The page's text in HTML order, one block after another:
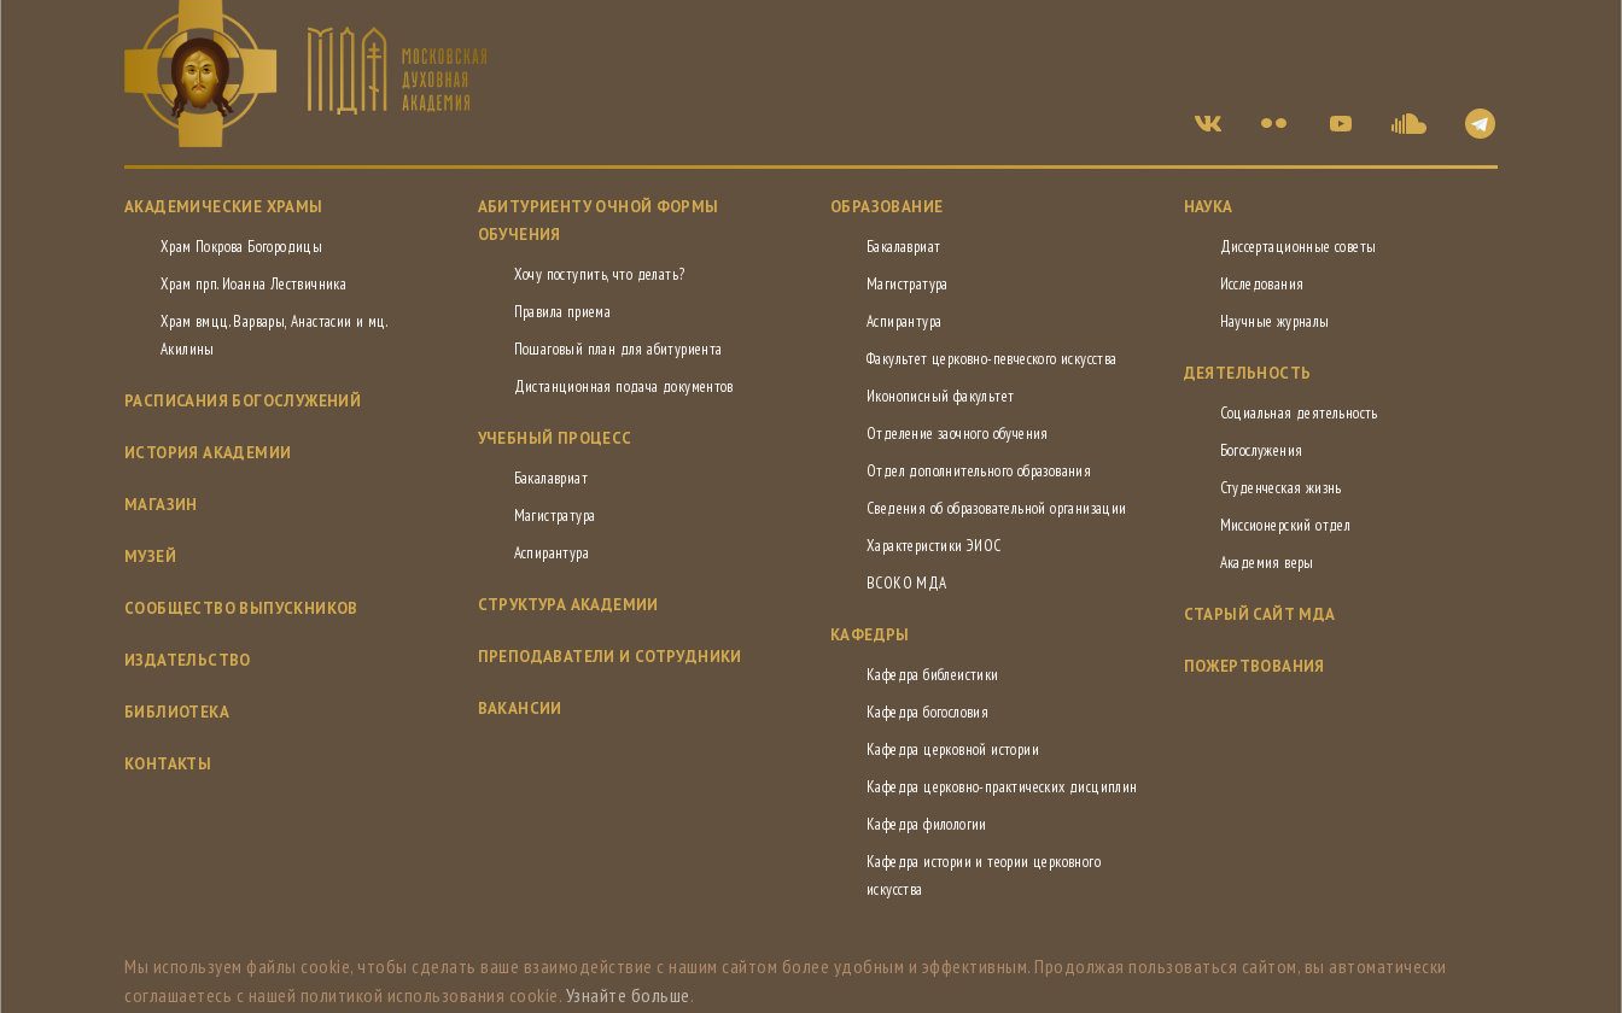
АКАДЕМИЧЕСКИЕ ХРАМЫ
Храм Покрова Богородицы
Храм прп. Иоанна Лествичника
Храм вмцц. Варвары, Анастасии и мц.
Акилины
РАСПИСАНИЯ БОГОСЛУЖЕНИЙ
ИСТОРИЯ АКАДЕМИИ
МАГАЗИН
МУЗЕЙ
СООБЩЕСТВО ВЫПУСКНИКОВ
ИЗДАТЕЛЬСТВО
БИБЛИОТЕКА
КОНТАКТЫ
АБИТУРИЕНТУ ОЧНОЙ ФОРМЫ
ОБУЧЕНИЯ
Хочу поступить, что делать?
Правила приема
Пошаговый план для абитуриента
Дистанционная подача документов
УЧЕБНЫЙ ПРОЦЕСС
Бакалавриат
Магистратура
Аспирантура
СТРУКТУРА АКАДЕМИИ
ПРЕПОДАВАТЕЛИ И СОТРУДНИКИ
ВАКАНСИИ
ОБРАЗОВАНИЕ
Бакалавриат
Магистратура
Аспирантура
Факультет церковно-певческого искусства
Иконописный факультет
Отделение заочного обучения
Отдел дополнительного образования
Сведения об образовательной организации
Характеристики ЭИОС
ВСОКО МДА
КАФЕДРЫ
Кафедра библеистики
Кафедра богословия
Кафедра церковной истории
Кафедра церковно-практических дисциплин
Кафедра филологии
Кафедра истории и теории церковного
искусства
НАУКА
Диссертационные советы
Исследования
Научные журналы
ДЕЯТЕЛЬНОСТЬ
Социальная деятельность
Богослужения
Студенческая жизнь
Миссионерский отдел
Академия веры
СТАРЫЙ САЙТ МДА
ПОЖЕРТВОВАНИЯ
Мы используем файлы cookie, чтобы сделать ваше взаимодействие с нашим сайтом более удобным и эффективным. Продолжая пользоваться сайтом, вы автоматически
соглашаетесь с нашей политикой использования cookie. Узнайте больше.